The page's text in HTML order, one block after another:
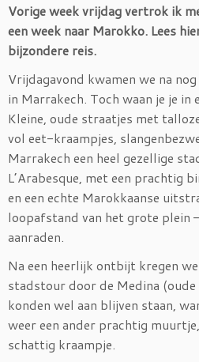
Vorige week vrijdag vertrok ik
een week naar Marokko. Lees
bijzondere reis.
Vrijdagavond kwamen we na
in Marrakech. Toch waan je je
Kleine, oude straatjes met
vol eet-kraampjes,
Marrakech een heel gezellige
L’Arabesque, met een prachtig
en een echte Marokkaanse
loopafstand van het grote plein
aanraden.
Na een heerlijk ontbijt kregen
stadstour door de Medina (oude
konden wel aan blijven staan,
weer een ander prachtig
schattig kraampje.